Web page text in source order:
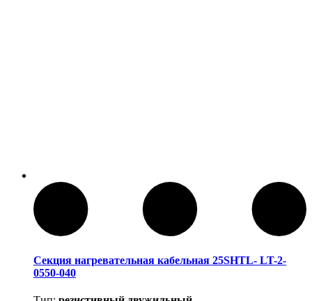
Секция нагревательная кабельная 25SHTL- LT-2-
0550-040